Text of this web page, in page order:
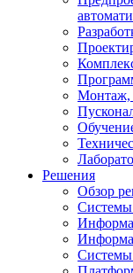
Монтаж,
Решения
Обзор
Системы
Системы